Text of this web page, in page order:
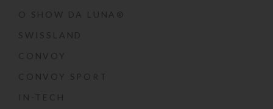
O SHOW DA LUNA®
SWISSLAND
CONVOY
CONVOY SPORT
IN-TECH